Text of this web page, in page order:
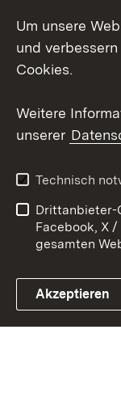
LinkedIn
Link zum
Datenschutz
Impressum
Um unsere
und
Cookies.
Weitere
unserer
Technisch
Drittanbieter-
Facebook, X
gesamten
Akzeptieren